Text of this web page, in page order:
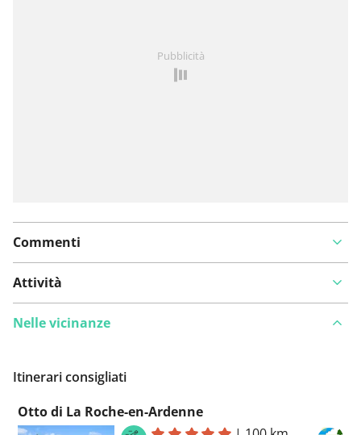
Pubblicità
Commenti
Attività
Nelle vicinanze
Itinerari consigliati
Otto di La Roche-en-Ardenne